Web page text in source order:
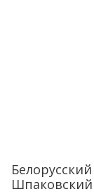
Шпаковский